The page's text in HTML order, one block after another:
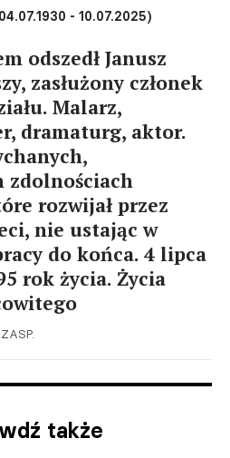
- 10.07.2025)
odszedł Janusz
zasłużony członek
Malarz,
dramaturg, aktor.
zdolnościach
rozwijał przez
nie ustając w
do końca. 4 lipca
rok życia. Życia
także